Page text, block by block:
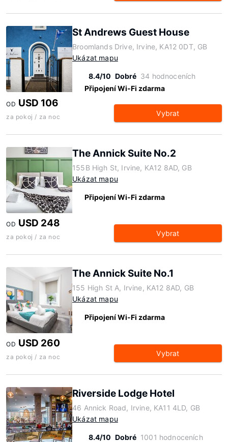
St Andrews Guest House
Broomlands Drive, Irvine, KA12 0DT, GB
Ukázat mapu
8.4/10 Dobré 34 hodnoceních
Připojení Wi-Fi zdarma
OD USD 106
za pokoj / za noc Vybrat
The Annick Suite No.2
155B High St, Irvine, KA12 8AD, GB
Ukázat mapu
Připojení Wi-Fi zdarma
OD USD 248
za pokoj / za noc Vybrat
The Annick Suite No.1
155 High St A, Irvine, KA12 8AD, GB
Ukázat mapu
Připojení Wi-Fi zdarma
OD USD 260
za pokoj / za noc Vybrat
Riverside Lodge Hotel
46 Annick Road, Irvine, KA11 4LD, GB
Ukázat mapu
8.4/10 Dobré 1001 hodnoceních